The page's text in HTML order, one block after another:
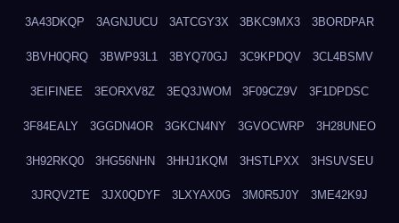
3A43DKQP 3AGNJUCU 3ATCGY3X 3BKC9MX3 3BORDPAR
3BVH0QRQ 3BWP93L1 3BYQ70GJ 3C9KPDQV 3CL4BSMV
3EIFINEE 3EORXV8Z 3EQ3JWOM 3F09CZ9V 3F1DPDSC
3F84EALY 3GGDN4OR 3GKCN4NY 3GVOCWRP 3H28UNEO
3H92RKQ0 3HG56NHN 3HHJ1KQM 3HSTLPXX 3HSUVSEU
3JRQV2TE 3JX0QDYF 3LXYAX0G 3M0R5J0Y 3ME42K9J